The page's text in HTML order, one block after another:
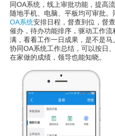
同OA系统，线上审批功能，提高
随地手机、电脑、平板均可审批
OA系统安排日程，督查到位，督
催办，待办功能排序，驱动工作
满，看看工作一日成果，是不是
协同OA系统工作总结，可以按日
在家做的成绩，领导也能知晓。